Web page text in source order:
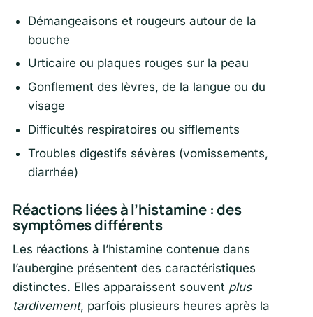
Démangeaisons et rougeurs autour de la
bouche
Urticaire ou plaques rouges sur la peau
Gonflement des lèvres, de la langue ou du
visage
Difficultés respiratoires ou sifflements
Troubles digestifs sévères (vomissements,
diarrhée)
Réactions liées à l’histamine : des
symptômes différents
Les réactions à l’histamine contenue dans
l’aubergine présentent des caractéristiques
distinctes. Elles apparaissent souvent plus
tardivement, parfois plusieurs heures après la